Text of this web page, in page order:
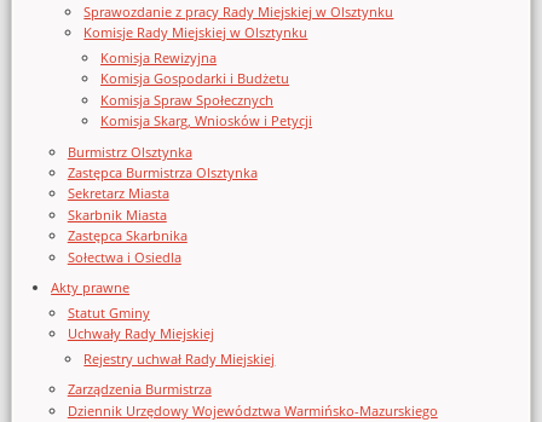
Sprawozdanie z pracy Rady Miejskiej w Olsztynku
Komisje Rady Miejskiej w Olsztynku
Komisja Rewizyjna
Komisja Gospodarki i Budżetu
Komisja Spraw Społecznych
Komisja Skarg, Wniosków i Petycji
Burmistrz Olsztynka
Zastępca Burmistrza Olsztynka
Sekretarz Miasta
Skarbnik Miasta
Zastępca Skarbnika
Sołectwa i Osiedla
Akty prawne
Statut Gminy
Uchwały Rady Miejskiej
Rejestry uchwał Rady Miejskiej
Zarządzenia Burmistrza
Dziennik Urzędowy Województwa Warmińsko-Mazurskiego